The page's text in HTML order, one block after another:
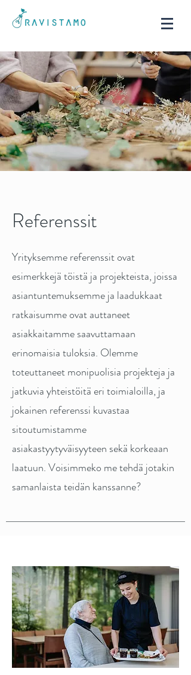
Referenssit
Yrityksemme referenssit ovat
esimerkkejä töistä ja projekteista, joissa
asiantuntemuksemme ja laadukkaat
ratkaisumme ovat auttaneet
asiakkaitamme saavuttamaan
erinomaisia tuloksia. Olemme
toteuttaneet monipuolisia projekteja ja
jatkuvia yhteistöitä eri toimialoilla, ja
jokainen referenssi kuvastaa
sitoutumistamme
asiakastyytyväisyyteen sekä korkeaan
laatuun. Voisimmeko me tehdä jotakin
samanlaista teidän kanssanne?